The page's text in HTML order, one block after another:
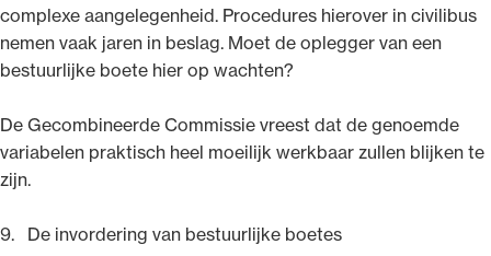
complexe aangelegenheid. Procedures hierover in civilibus
nemen vaak jaren in beslag. Moet de oplegger van een
bestuurlijke boete hier op wachten?
De Gecombineerde Commissie vreest dat de genoemde
variabelen praktisch heel moeilijk werkbaar zullen blijken te
zijn.
9. De invordering van bestuurlijke boetes